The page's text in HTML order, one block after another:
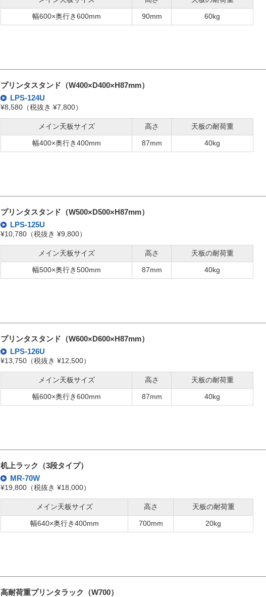
幅600×奥行き600mm 90mm 60kg
プリンタスタンド（W400×D400×H87mm）
LPS-124U
¥8,580（税抜き ¥7,800）
メイン天板サイズ 高さ 天板の耐荷重
幅400×奥行き400mm 87mm 40kg
プリンタスタンド（W500×D500×H87mm）
LPS-125U
¥10,780（税抜き ¥9,800）
メイン天板サイズ 高さ 天板の耐荷重
幅500×奥行き500mm 87mm 40kg
プリンタスタンド（W600×D600×H87mm）
LPS-126U
¥13,750（税抜き ¥12,500）
メイン天板サイズ 高さ 天板の耐荷重
幅600×奥行き600mm 87mm 40kg
机上ラック（3段タイプ）
MR-70W
¥19,800（税抜き ¥18,000）
メイン天板サイズ 高さ 天板の耐荷重
幅640×奥行き400mm 700mm 20kg
高耐荷重プリンタラック（W700）